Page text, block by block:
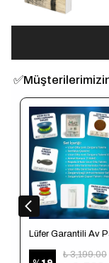
Lüfer Garantili Av
₺ 3,199.00